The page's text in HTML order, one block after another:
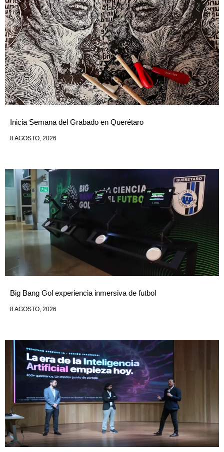
Inicia Semana del Grabado en Querétaro
8 AGOSTO, 2026
Big Bang Gol experiencia inmersiva de futbol
8 AGOSTO, 2026